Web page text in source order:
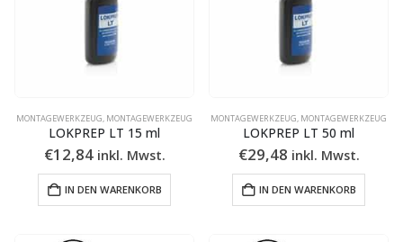
MONTAGEWERKZEUG, MONTAGEWERKZEUG
LOKPREP LT 15 ml
€12,84 inkl. Mwst.
IN DEN WARENKORB
MONTAGEWERKZEUG, MONTAGEWERKZEUG
LOKPREP LT 50 ml
€29,48 inkl. Mwst.
IN DEN WARENKORB